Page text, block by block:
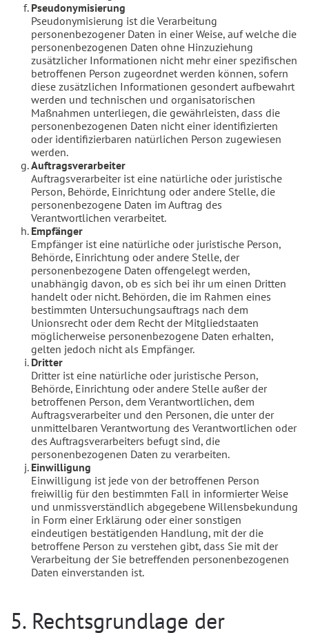
Pseudonymisierung
Pseudonymisierung ist die Verarbeitung
personenbezogener Daten in einer Weise, auf welche die
personenbezogenen Daten ohne Hinzuziehung
zusätzlicher Informationen nicht mehr einer spezifischen
betroffenen Person zugeordnet werden können, sofern
diese zusätzlichen Informationen gesondert aufbewahrt
werden und technischen und organisatorischen
Maßnahmen unterliegen, die gewährleisten, dass die
personenbezogenen Daten nicht einer identifizierten
oder identifizierbaren natürlichen Person zugewiesen
werden.
Auftragsverarbeiter
Auftragsverarbeiter ist eine natürliche oder juristische
Person, Behörde, Einrichtung oder andere Stelle, die
personenbezogene Daten im Auftrag des
Verantwortlichen verarbeitet.
Empfänger
Empfänger ist eine natürliche oder juristische Person,
Behörde, Einrichtung oder andere Stelle, der
personenbezogene Daten offengelegt werden,
unabhängig davon, ob es sich bei ihr um einen Dritten
handelt oder nicht. Behörden, die im Rahmen eines
bestimmten Untersuchungsauftrags nach dem
Unionsrecht oder dem Recht der Mitgliedstaaten
möglicherweise personenbezogene Daten erhalten,
gelten jedoch nicht als Empfänger.
Dritter
Dritter ist eine natürliche oder juristische Person,
Behörde, Einrichtung oder andere Stelle außer der
betroffenen Person, dem Verantwortlichen, dem
Auftragsverarbeiter und den Personen, die unter der
unmittelbaren Verantwortung des Verantwortlichen oder
des Auftragsverarbeiters befugt sind, die
personenbezogenen Daten zu verarbeiten.
Einwilligung
Einwilligung ist jede von der betroffenen Person
freiwillig für den bestimmten Fall in informierter Weise
und unmissverständlich abgegebene Willensbekundung
in Form einer Erklärung oder einer sonstigen
eindeutigen bestätigenden Handlung, mit der die
betroffene Person zu verstehen gibt, dass Sie mit der
Verarbeitung der Sie betreffenden personenbezogenen
Daten einverstanden ist.
5. Rechtsgrundlage der